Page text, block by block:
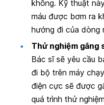
không. Kỹ thuật
máu được bơm ra
hướng đi của dòng
Thử nghiệm
Bác sĩ sẽ yêu cầu
đi bộ trên máy
điện cực sẽ được
quá trình thử